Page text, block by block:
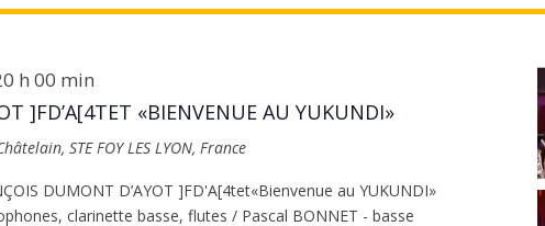
]FD’A[4TET «BIENVENUE AU YUKUNDI»
h 00 min
STE FOY LES LYON, France
DUMONT D’AYOT ]FD'A[4tet«Bienvenue au YUKUNDI»
clarinette basse, flutes / Pascal BONNET - basse